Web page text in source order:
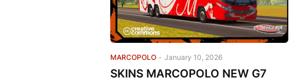
MARCOPOLO - January 10, 2026
SKINS MARCOPOLO NEW G7